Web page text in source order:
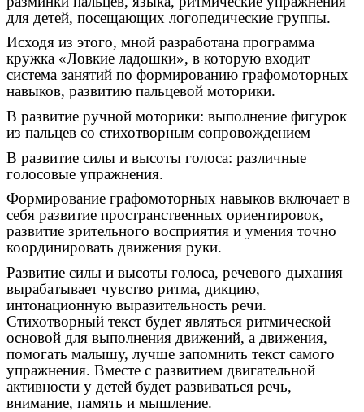
для детей, посещающих логопедические группы.
Исходя из этого, мной разработана программа
кружка «Ловкие ладошки», в которую входит
система занятий по формированию графомоторных
навыков, развитию пальцевой моторики.
В развитие ручной моторики: выполнение фигурок
из пальцев со стихотворным сопровождением
В развитие силы и высоты голоса: различные
голосовые упражнения.
Формирование графомоторных навыков включает в
себя развитие пространственных ориентировок,
развитие зрительного восприятия и умения точно
координировать движения руки.
Развитие силы и высоты голоса, речевого дыхания
вырабатывает чувство ритма, дикцию,
интонационную выразительность речи.
Стихотворный текст будет являться ритмической
основой для выполнения движений, а движения,
помогать малышу, лучше запомнить текст самого
упражнения. Вместе с развитием двигательной
активности у детей будет развиваться речь,
внимание, память и мышление.